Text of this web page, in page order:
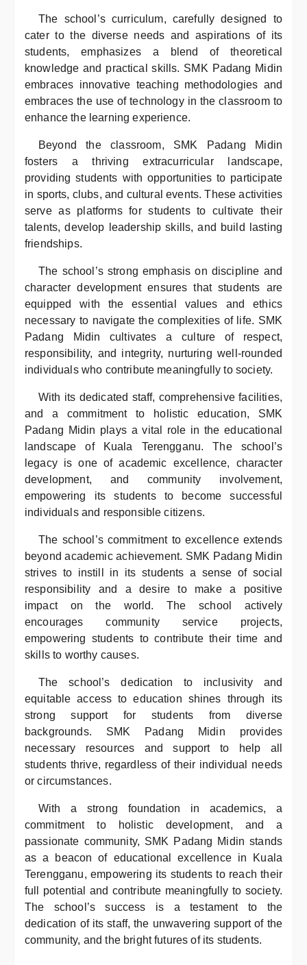
The school’s curriculum, carefully designed to
cater to the diverse needs and aspirations of its
students, emphasizes a blend of theoretical
knowledge and practical skills. SMK Padang Midin
embraces innovative teaching methodologies and
embraces the use of technology in the classroom to
enhance the learning experience.
Beyond the classroom, SMK Padang Midin
fosters a thriving extracurricular landscape,
providing students with opportunities to participate
in sports, clubs, and cultural events. These activities
serve as platforms for students to cultivate their
talents, develop leadership skills, and build lasting
friendships.
The school’s strong emphasis on discipline and
character development ensures that students are
equipped with the essential values and ethics
necessary to navigate the complexities of life. SMK
Padang Midin cultivates a culture of respect,
responsibility, and integrity, nurturing well-rounded
individuals who contribute meaningfully to society.
With its dedicated staff, comprehensive facilities,
and a commitment to holistic education, SMK
Padang Midin plays a vital role in the educational
landscape of Kuala Terengganu. The school’s
legacy is one of academic excellence, character
development, and community involvement,
empowering its students to become successful
individuals and responsible citizens.
The school’s commitment to excellence extends
beyond academic achievement. SMK Padang Midin
strives to instill in its students a sense of social
responsibility and a desire to make a positive
impact on the world. The school actively
encourages community service projects,
empowering students to contribute their time and
skills to worthy causes.
The school’s dedication to inclusivity and
equitable access to education shines through its
strong support for students from diverse
backgrounds. SMK Padang Midin provides
necessary resources and support to help all
students thrive, regardless of their individual needs
or circumstances.
With a strong foundation in academics, a
commitment to holistic development, and a
passionate community, SMK Padang Midin stands
as a beacon of educational excellence in Kuala
Terengganu, empowering its students to reach their
full potential and contribute meaningfully to society.
The school’s success is a testament to the
dedication of its staff, the unwavering support of the
community, and the bright futures of its students.